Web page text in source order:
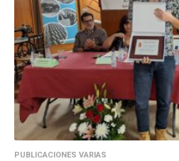
PUBLICACIONES VARIAS